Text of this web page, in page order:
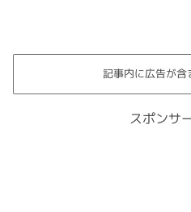
記事内に広告が含
スポンサ